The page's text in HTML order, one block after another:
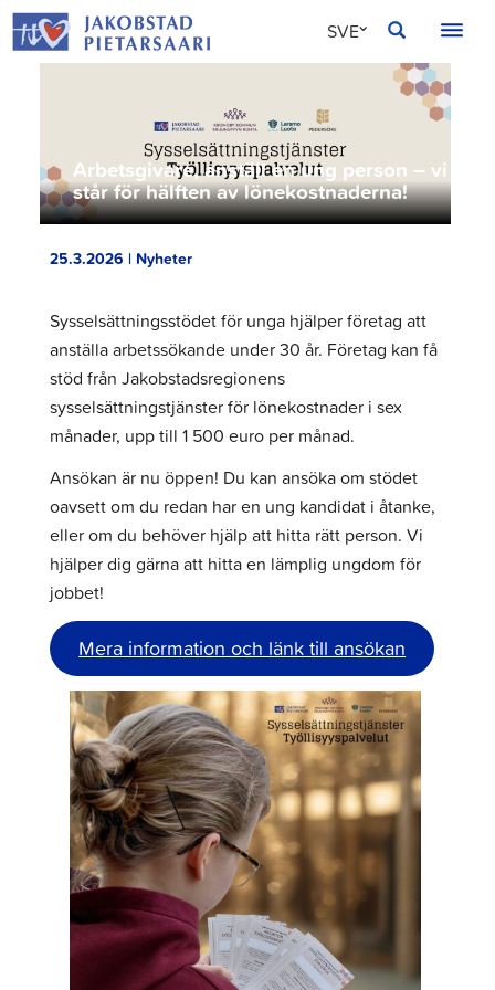
Hoppa
till
innehållet
SVE
ENG
Arbetsgivare, anställ en ung person – vi
står för hälften av lönekostnaderna!
25.3.2026 | Nyheter
Sysselsättningsstödet för unga hjälper företag att
anställa arbetssökande under 30 år. Företag kan få
stöd från Jakobstadsregionens
sysselsättningstjänster för lönekostnader i sex
månader, upp till 1 500 euro per månad.
Ansökan är nu öppen! Du kan ansöka om stödet
oavsett om du redan har en ung kandidat i åtanke,
eller om du behöver hjälp att hitta rätt person. Vi
hjälper dig gärna att hitta en lämplig ungdom för
jobbet!
Mera information och länk till ansökan